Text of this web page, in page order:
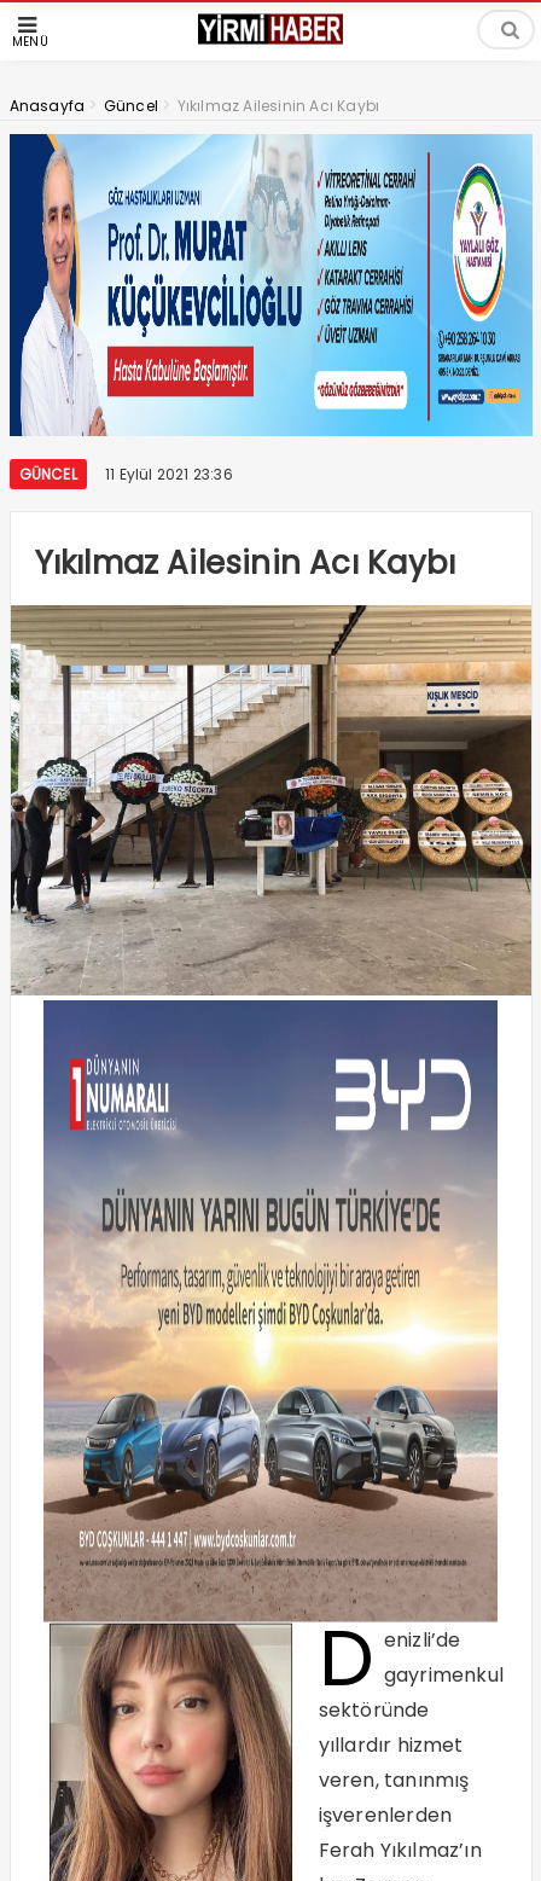
MENÜ
Anasayfa > Güncel > Yıkılmaz Ailesinin Acı Kaybı
GÜNCEL 11 Eylül 2021 23:36
Yıkılmaz Ailesinin Acı Kaybı
D enizli’de
gayrimenkul
sektöründe
yıllardır hizmet
veren, tanınmış
işverenlerden
Ferah Yıkılmaz’ın